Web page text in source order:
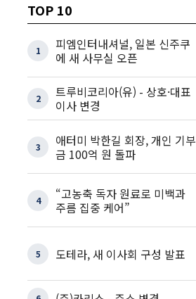
TOP 10
1
피엠인터내셔널, 일본 신주쿠
에 새 사무실 오픈
2
트루비코리아(유) - 상호·대표
이사 변경
3
애터미 박한길 회장, 개인 기부
금 100억 원 돌파
4
“고농축 독자 원료로 미백과
주름 집중 케어”
5 도테라, 새 이사회 구성 발표